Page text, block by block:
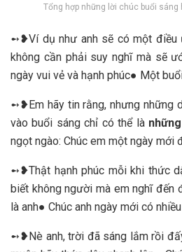
Tổng hợp những lời chúc buổi sáng
➻❥Ví dụ như anh sẽ có một điều
không cần phải suy nghĩ mà sẽ
ngày vui vẻ và hạnh phúc● Một
➻❥Em hãy tin rằng, nhưng những
vào buổi sáng chỉ có thể là
ngọt ngào: Chúc em một ngày mới
➻❥Thật hạnh phúc mỗi khi thức
biết không người mà em nghĩ đến
là anh● Chúc anh ngày mới có
➻❥Nè anh, trời đã sáng lắm rồi